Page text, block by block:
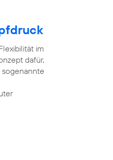
im
dafür,